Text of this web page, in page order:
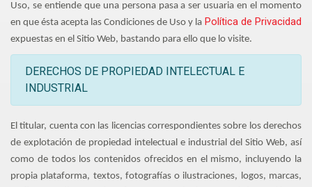
Uso, se entiende que una persona pasa a ser usuaria en el momento
en que ésta acepta las Condiciones de Uso y la Política de Privacidad
expuestas en el Sitio Web, bastando para ello que lo visite.
DERECHOS DE PROPIEDAD INTELECTUAL E
INDUSTRIAL
El titular, cuenta con las licencias correspondientes sobre los derechos
de explotación de propiedad intelectual e industrial del Sitio Web, así
como de todos los contenidos ofrecidos en el mismo, incluyendo la
propia plataforma, textos, fotografías o ilustraciones, logos, marcas,